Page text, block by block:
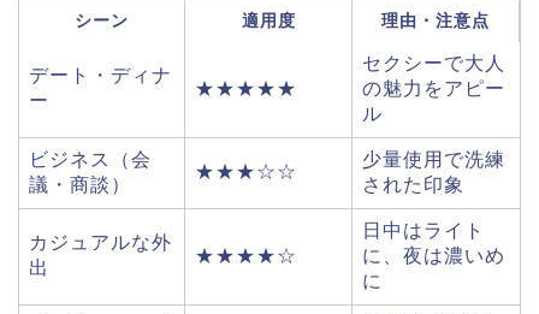
シーン 適用度 理由・注意点
デート・ディナ
ー
★★★★★
セクシーで大人
の魅力をアピー
ル
ビジネス（会
議・商談）
★★★☆☆
少量使用で洗練
された印象
カジュアルな外
出
★★★★☆
日中はライト
に、夜は濃いめ
に